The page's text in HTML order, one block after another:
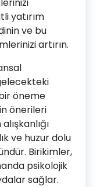
yatırım
ve bu
artırın.
öneme
önerileri
ve huzur dolu
Birikimler,
psikolojik
sağlar.